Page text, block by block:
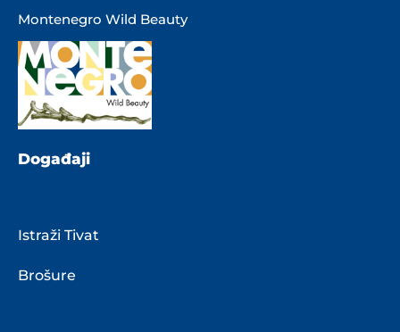
Montenegro Wild Beauty
Događaji
Istraži Tivat
Brošure